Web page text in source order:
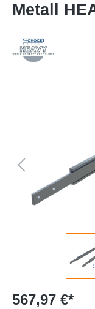
Metall
567,97 €*